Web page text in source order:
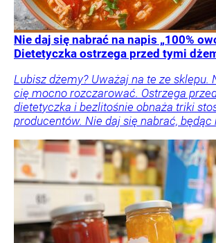
Nie daj się nabrać na napis „100%
Dietetyczka ostrzega przed tymi
Lubisz dżemy? Uważaj na te ze sklepu.
cię mocno rozczarować. Ostrzega
dietetyczka i bezlitośnie obnaża triki
producentów. Nie daj się nabrać, będąc